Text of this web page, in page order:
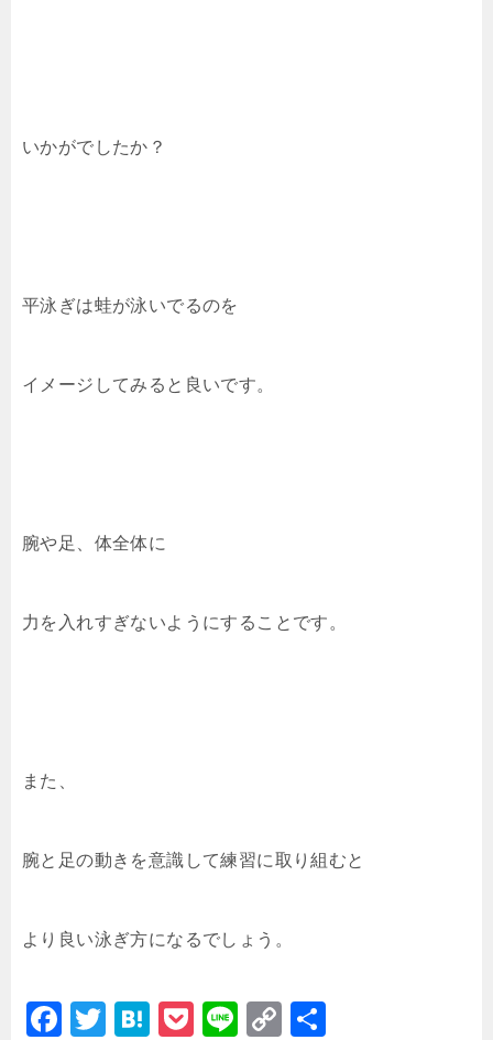
いかがでしたか？
平泳ぎは蛙が泳いでるのを
イメージしてみると良いです。
腕や足、体全体に
力を入れすぎないようにすることです。
また、
腕と足の動きを意識して練習に取り組むと
より良い泳ぎ方になるでしょう。
F
T
H
P
Li
C